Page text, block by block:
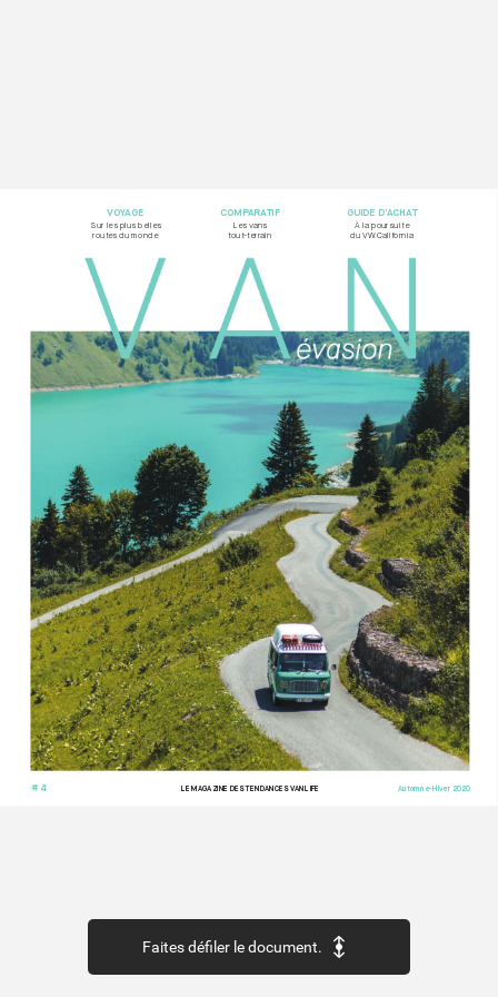
LE MAGAZINE DES TENDANCES VANLIFE
# 4 Automne-Hiver 2020
VOYAGE
Sur les plus belles
routes du monde
GUIDE D’ACHAT
À la poursuite
du VW California
COMPARATIF
Les vans
tout-terrain
Faites défiler le document.